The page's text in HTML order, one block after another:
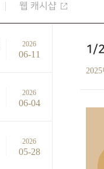
웹 캐시샵
2026
06-11
2026
06-04
2026
05-28
1/